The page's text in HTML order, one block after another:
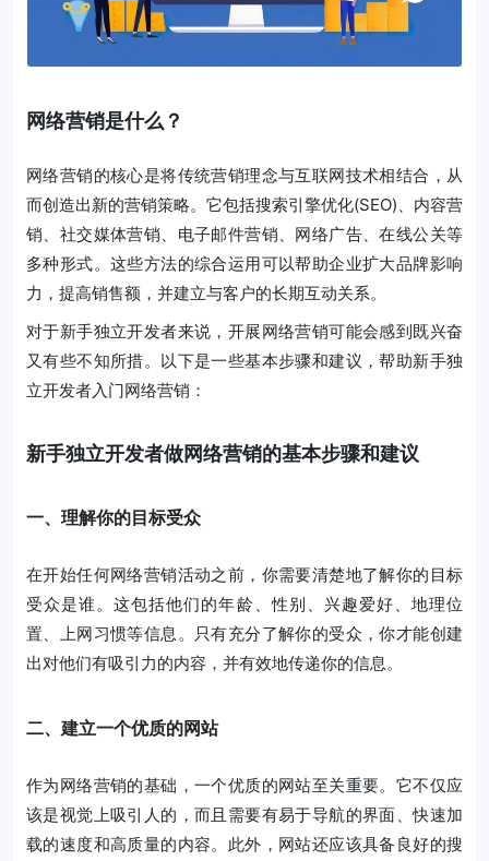
网络营销是什么？
网络营销的核心是将传统营销理念与互联网技术相结合，从
而创造出新的营销策略。它包括搜索引擎优化(SEO)、内容营
销、社交媒体营销、电子邮件营销、网络广告、在线公关等
多种形式。这些方法的综合运用可以帮助企业扩大品牌影响
力，提高销售额，并建立与客户的长期互动关系。
对于新手独立开发者来说，开展网络营销可能会感到既兴奋
又有些不知所措。以下是一些基本步骤和建议，帮助新手独
立开发者入门网络营销：
新手独立开发者做网络营销的基本步骤和建议
一、理解你的目标受众
在开始任何网络营销活动之前，你需要清楚地了解你的目标
受众是谁。这包括他们的年龄、性别、兴趣爱好、地理位
置、上网习惯等信息。只有充分了解你的受众，你才能创建
出对他们有吸引力的内容，并有效地传递你的信息。
二、建立一个优质的网站
作为网络营销的基础，一个优质的网站至关重要。它不仅应
该是视觉上吸引人的，而且需要有易于导航的界面、快速加
载的速度和高质量的内容。此外，网站还应该具备良好的搜